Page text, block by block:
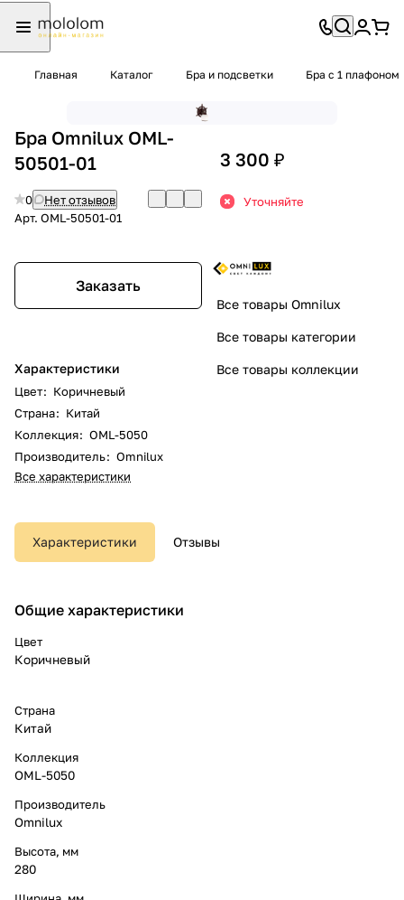
Главная Каталог Бра и подсветки Бра с 1 плафоном
Бра Omnilux OML-
50501-01
0
Нет отзывов
Арт. OML-50501-01
Заказать
Характеристики
Цвет: Коричневый
Страна: Китай
Коллекция: OML-5050
Производитель: Omnilux
Все характеристики
3 300 ₽
Уточняйте
Все товары Omnilux
Все товары категории
Все товары коллекции
Характеристики Отзывы
Общие характеристики
Цвет
Коричневый
Страна
Китай
Коллекция
OML-5050
Производитель
Omnilux
Высота, мм
280